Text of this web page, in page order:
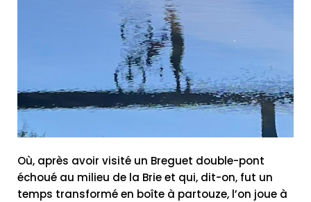
Où, après avoir visité un Breguet double-pont
échoué au milieu de la Brie et qui, dit-on, fut un
temps transformé en boîte à partouze, l’on joue à